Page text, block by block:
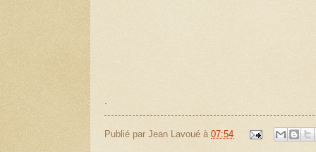
Publié par Jean Lavoué à 07:54